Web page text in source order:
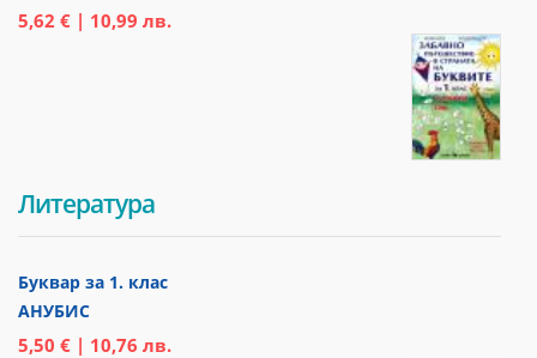
5,62 € | 10,99 лв.
Литература
Буквар за 1. клас
АНУБИС
5,50 € | 10,76 лв.